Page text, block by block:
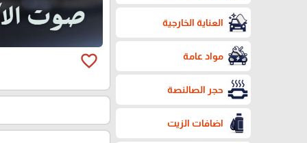
العناية الخارجية
مواد عامة
حجر الصالنصة
اضافات الزيت
favorite_border